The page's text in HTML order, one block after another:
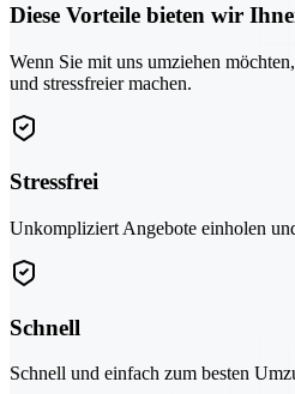
Diese Vorteile bieten wir
Wenn Sie mit uns umziehen
und stressfreier machen.
Stressfrei
Unkompliziert Angebote einholen
Schnell
Schnell und einfach zum besten